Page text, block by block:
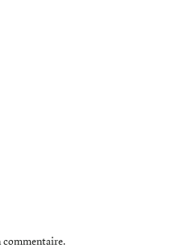
commentaire.